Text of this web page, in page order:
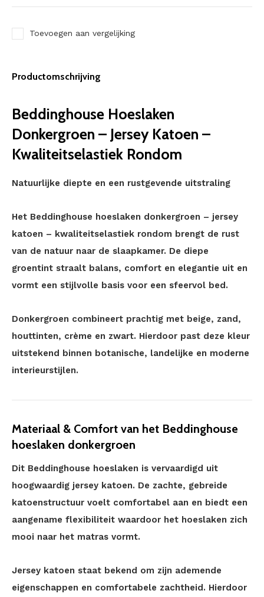
Toevoegen aan vergelijking
Productomschrijving
Beddinghouse Hoeslaken
Donkergroen – Jersey Katoen –
Kwaliteitselastiek Rondom
Natuurlijke diepte en een rustgevende uitstraling
Het Beddinghouse hoeslaken donkergroen – jersey
katoen – kwaliteitselastiek rondom brengt de rust
van de natuur naar de slaapkamer. De diepe
groentint straalt balans, comfort en elegantie uit en
vormt een stijlvolle basis voor een sfeervol bed.
Donkergroen combineert prachtig met beige, zand,
houttinten, crème en zwart. Hierdoor past deze kleur
uitstekend binnen botanische, landelijke en moderne
interieurstijlen.
Materiaal & Comfort van het Beddinghouse
hoeslaken donkergroen
Dit Beddinghouse hoeslaken is vervaardigd uit
hoogwaardig jersey katoen. De zachte, gebreide
katoenstructuur voelt comfortabel aan en biedt een
aangename flexibiliteit waardoor het hoeslaken zich
mooi naar het matras vormt.
Jersey katoen staat bekend om zijn ademende
eigenschappen en comfortabele zachtheid. Hierdoor